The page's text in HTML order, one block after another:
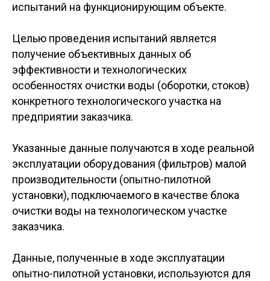
испытаний на функционирующим объекте.
Целью проведения испытаний является
получение объективных данных об
эффективности и технологических
особенностях очистки воды (оборотки, стоков)
конкретного технологического участка на
предприятии заказчика.
Указанные данные получаются в ходе реальной
эксплуатации оборудования (фильтров) малой
производительности (опытно-пилотной
установки), подключаемого в качестве блока
очистки воды на технологическом участке
заказчика.
Данные, полученные в ходе эксплуатации
опытно-пилотной установки, используются для